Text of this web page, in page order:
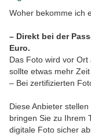
Woher bekomme ich
– Direkt bei der
Euro.
Das Foto wird vor
sollte etwas mehr
– Bei zertifizierten
Diese Anbieter
bringen Sie zu Ihrem
digitale Foto sicher